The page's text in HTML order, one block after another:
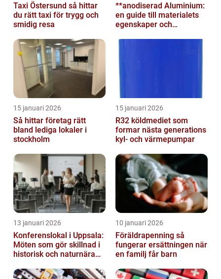
Taxi Östersund så hittar
du rätt taxi för trygg och
smidig resa
**anodiserad Aluminium:
en guide till materialets
egenskaper och
15 januari 2026
Så hittar företag rätt
bland lediga lokaler i
stockholm
15 januari 2026
R32 köldmediet som
formar nästa generations
kyl- och värmepumpar
13 januari 2026
Konferenslokal i Uppsala:
Möten som gör skillnad i
historisk och naturnära
10 januari 2026
Föräldrapenning så
fungerar ersättningen när
en familj får barn